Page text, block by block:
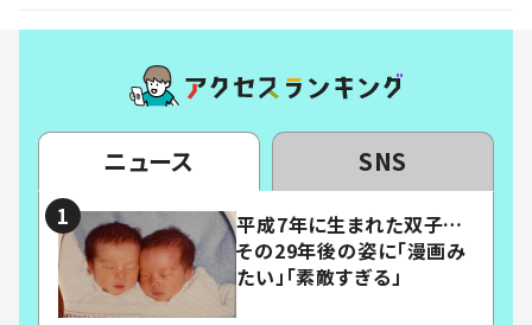
ニュース SNS
平成7年に生まれた双子…
その29年後の姿に「漫画み
たい」「素敵すぎる」